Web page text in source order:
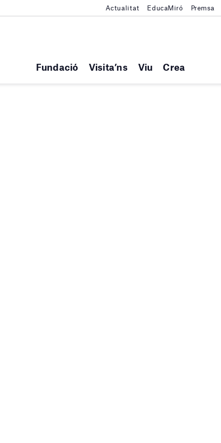
Fundació Visita’ns Viu Crea
Actualitat EducaMiró Premsa